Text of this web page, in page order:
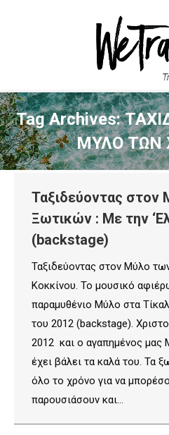
Tag Archives:
ΜΥΛΟ ΤΩΝ
Ταξιδεύοντας
Ξωτικών : Με την
(backstage)
Ταξιδεύοντας στον Μύλο
Κοκκίνου. Το μουσικό
παραμυθένιο Μύλο στα
του 2012 (backstage).
2012 και ο αγαπημένος
έχει βάλει τα καλά του. Τα
όλο το χρόνο για να
παρουσιάσουν και…